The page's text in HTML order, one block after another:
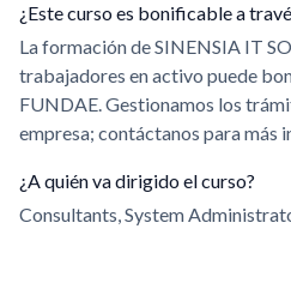
¿Este curso es bonificable a
La formación de SINENSIA IT
trabajadores en activo puede
FUNDAE. Gestionamos los
empresa; contáctanos para más
¿A quién va dirigido el curso?
Consultants, System